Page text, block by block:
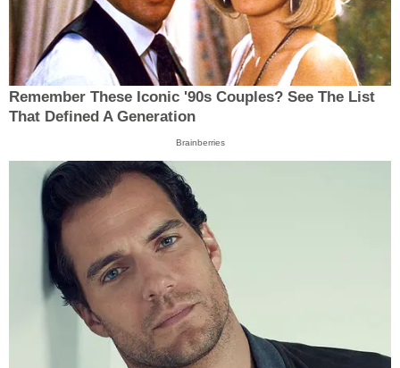
Remember These Iconic '90s Couples? See The List
That Defined A Generation
Brainberries